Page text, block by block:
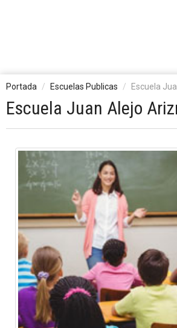
Portada Escuelas Publicas Escuela
Escuela Juan Alejo